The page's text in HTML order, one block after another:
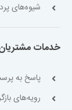
شیوه‌های
خدمات
پاسخ به
رویه‌های